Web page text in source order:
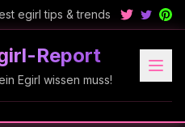
egirl tips & trends
Report
Egirl wissen muss!